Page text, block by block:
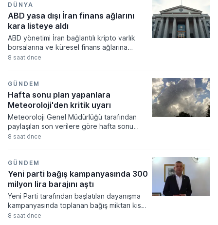
DÜNYA
ABD yasa dışı İran finans ağlarını
kara listeye aldı
ABD yönetimi İran bağlantılı kripto varlık
borsalarına ve küresel finans ağlarına
yönelik yeni yaptırımlar uygulama kararı
düzenlemeler kapsamında iki dijital varlık
platformu ve bir gölge bankacılık sistemi
yaptırım listesine dahil edildi.
8 saat önce
GÜNDEM
Hafta sonu plan yapanlara
Meteoroloji'den kritik uyarı
Meteoroloji Genel Müdürlüğü tarafından
paylaşılan son verilere göre hafta sonu
boyunca yurdun büyük bölümünde az
seyretmesi beklenirken, Marmara'nın
kuzeyi ile Karadeniz kıyılarında yerel yağış
geçişlerinin görülebileceği tahmin ediliyor.
8 saat önce
GÜNDEM
Yeni parti bağış kampanyasında 300
milyon lira barajını aştı
Yeni Parti tarafından başlatılan dayanışma
kampanyasında toplanan bağış miktarı kısa
sürede 300 milyon lira barajını aşarak
8 saat önce